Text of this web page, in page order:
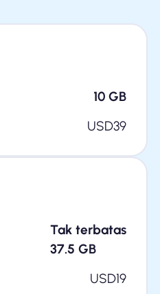
10 GB
USD39
Tak terbatas
37.5 GB
USD19